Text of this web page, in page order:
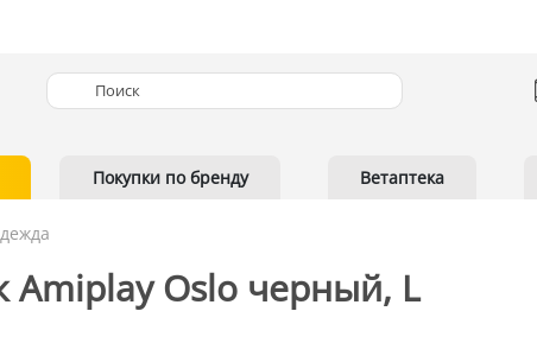
Покупки по бренду Ветаптека
Amiplay Oslo черный, L